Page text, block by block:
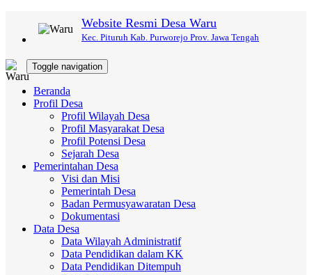
Website Resmi Desa Waru
Kec. Pituruh Kab. Purworejo Prov. Jawa Tengah
Toggle navigation
Beranda
Profil Desa
Profil Wilayah Desa
Profil Masyarakat Desa
Profil Potensi Desa
Sejarah Desa
Pemerintahan Desa
Visi dan Misi
Pemerintah Desa
Badan Permusyawaratan Desa
Dokumentasi
Data Desa
Data Wilayah Administratif
Data Pendidikan dalam KK
Data Pendidikan Ditempuh